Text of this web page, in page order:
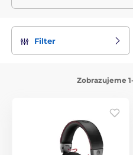
Filter
Zobrazujeme